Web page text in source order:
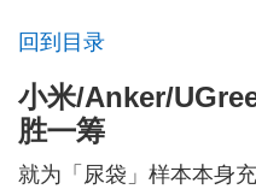
回到目录
小米/Anker/
胜㇐筹
就为「尿袋」样本本身